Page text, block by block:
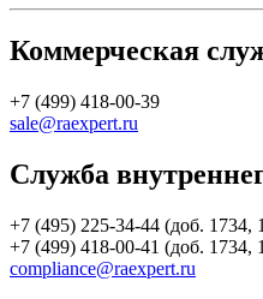
Коммерческая
+7 (499) 418-00-39
sale@raexpert.ru
Служба
+7 (495) 225-34-44 (доб. 1734,
+7 (499) 418-00-41 (доб. 1734,
compliance@raexpert.ru